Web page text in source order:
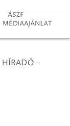
ÁSZF
MÉDIAAJÁNLAT
HÍRADÓ -